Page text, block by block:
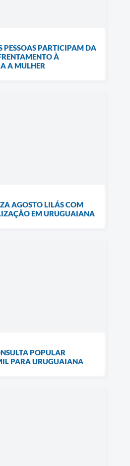
PESSOAS PARTICIPAM DA
À
A MULHER
AGOSTO LILÁS COM
EM URUGUAIANA
POPULAR
PARA URUGUAIANA